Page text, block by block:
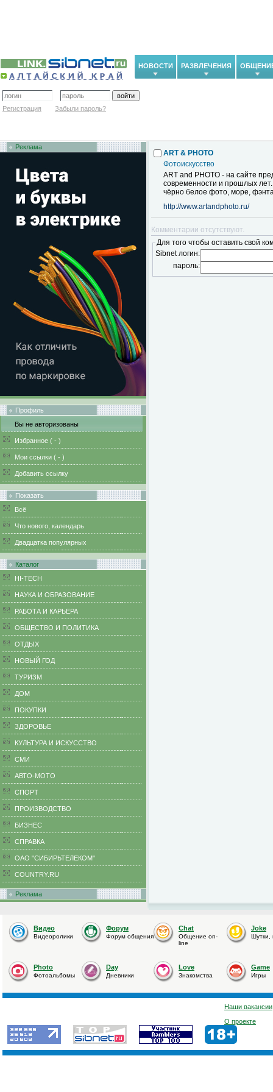
НОВОСТИ РАЗВЛЕЧЕНИЯ
Регистрация Забыли пароль?
Реклама
Профиль
Вы не авторизованы
Избранное ( - )
Мои ссылки ( - )
Добавить ссылку
Показать
Всё
Что нового, календарь
Двадцатка популярных
Каталог
HI-TECH
НАУКА И ОБРАЗОВАНИЕ
РАБОТА И КАРЬЕРА
ОБЩЕСТВО И ПОЛИТИКА
ОТДЫХ
НОВЫЙ ГОД
ТУРИЗМ
ДОМ
ПОКУПКИ
ЗДОРОВЬЕ
КУЛЬТУРА И ИСКУССТВО
СМИ
АВТО-МОТО
СПОРТ
ПРОИЗВОДСТВО
БИЗНЕС
CПРАВКА
ОАО "СИБИРЬТЕЛЕКОМ"
COUNTRY.RU
Реклама
ART & PHOTO
Фотоискусство
ART and PHOTO - на сайте
современности и прошлых
чёрно белое фото, море,
http://www.artandphoto.ru/
Комментарии отсутствуют.
Для того чтобы оставить свой
Sibnet логин:
пароль:
Видео
Видеоролики
Форум
Форум общения
Chat
Общение on-
line
Joke
Шутки,
Photo
Фотоальбомы
Day
Дневники
Love
Знакомства
Game
Игры
Наши вакансии
О проекте